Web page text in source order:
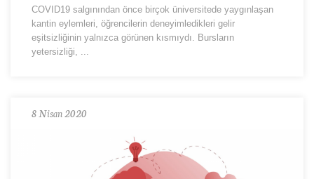
COVID19 salgınından önce birçok üniversitede yaygınlaşan
kantin eylemleri, öğrencilerin deneyimledikleri gelir
eşitsizliğinin yalnızca görünen kısmıydı. Bursların
yetersizliği, ...
8 Nisan 2020